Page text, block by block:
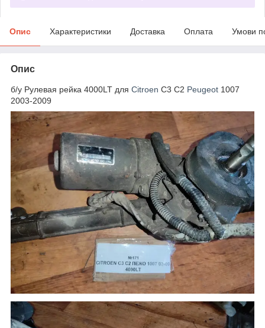
Опис Характеристики Доставка Оплата Умови
Опис
б/у Рулевая рейка 4000LT для Citroen C3 C2 Peugeot 1007
2003-2009